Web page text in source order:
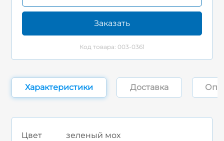
Заказать
Код товара: 003-0361
Характеристики Доставка
Цвет
зеленый мох